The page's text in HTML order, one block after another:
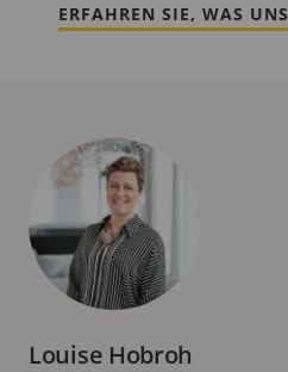
ERFAHREN SIE, WAS
Louise Hobroh